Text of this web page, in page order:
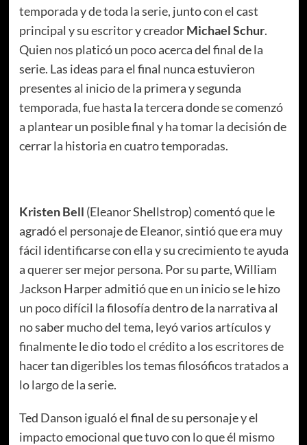
temporada y de toda la serie, junto con el cast
principal y su escritor y creadorMichael Schur.
Quien nos platicó un poco acerca del final de la
serie. Las ideas para el final nunca estuvieron
presentes al inicio de la primera y segunda
temporada, fue hasta la tercera donde se comenzó
a plantear un posible final y ha tomar la decisión de
cerrar la historia en cuatro temporadas.
Kristen Bell (Eleanor Shellstrop) comentó que le
agradó el personaje de Eleanor, sintió que era muy
fácil identificarse con ella y su crecimiento te ayuda
a querer ser mejor persona. Por su parte, William
Jackson Harper admitió que en un inicio se le hizo
un poco difícil la filosofía dentro de la narrativa al
no saber mucho del tema, leyó varios artículos y
finalmente le dio todo el crédito a los escritores de
hacer tan digeribles los temas filosóficos tratados a
lo largo de la serie.
Ted Danson igualó el final de su personaje y el
impacto emocional que tuvo con lo que él mismo